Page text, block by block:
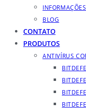
BLOG
CONTATO
PRODUTOS
ANTIVÍRUS